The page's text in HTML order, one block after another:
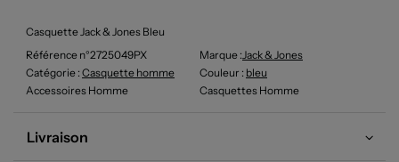
Casquette Jack & Jones Bleu
Référence n°2725049PX
Marque : Jack & Jones
Catégorie : Casquette homme Couleur : bleu
Accessoires Homme
Casquettes Homme
Livraison